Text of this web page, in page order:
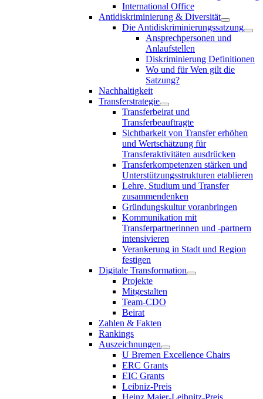
International Office
Antidiskriminierung & Diversität
Die Antidiskriminierungssatzung
Ansprechpersonen und
Anlaufstellen
Diskriminierung Definitionen
Wo und für Wen gilt die
Satzung?
Nachhaltigkeit
Transferstrategie
Transferbeirat und
Transferbeauftragte
Sichtbarkeit von Transfer erhöhen
und Wertschätzung für
Transferaktivitäten ausdrücken
Transferkompetenzen stärken und
Unterstützungsstrukturen etablieren
Lehre, Studium und Transfer
zusammendenken
Gründungskultur voranbringen
Kommunikation mit
Transferpartnerinnen und -partnern
intensivieren
Verankerung in Stadt und Region
festigen
Digitale Transformation
Projekte
Mitgestalten
Team-CDO
Beirat
Zahlen & Fakten
Rankings
Auszeichnungen
U Bremen Excellence Chairs
ERC Grants
EIC Grants
Leibniz-Preis
Heinz Maier-Leibnitz-Preis